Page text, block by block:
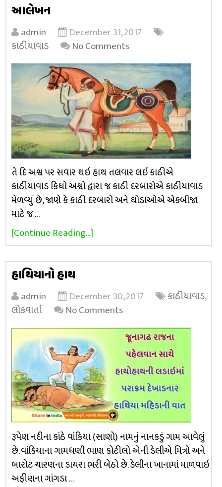
આલેખન
admin
December 31, 2017
કાઠીયાવાડ
No Comments
તે દિ અશ્વ પર સવાર થઇ હાથ તલવાર લઇ કાઠીએ
કાઠીયાવાડ કિધો અશ્વો દ્વારા જ કાઠી દરબારોએ કાઠીયાવાડ
મેળવ્યું છે, જાણે કે કાઠી દરબારો અને ઘોડાઓએ એકબીજા
માટે જ …
[Continue Reading...]
હાથિયાનો હાથ
admin December 30, 2017 કાઠીયાવાડ,
લોકવાર્તા
No Comments
રૂપેણ નદીના કાંઠે વાંકિયા (સાણો) નામનું નાનકડું ગામ આવેલું
છે. વાંકિયાના ગામધણી ભાણ કોટીલો એની ડેલીએ મિત્રો અને
બારોટ ચારણના ડાયરા ભરી બેઠો છે. ડેલીના ખાનામાં માળવાઇ
અફીણના ગાંગડા …